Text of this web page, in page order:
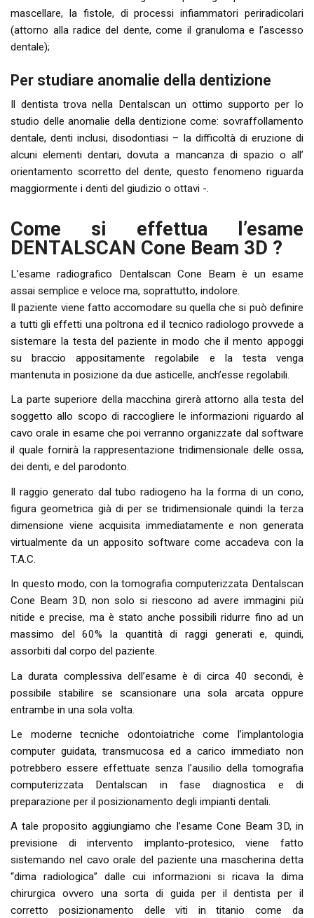
mascellare, la fistole, di processi infiammatori periradicolari
(attorno alla radice del dente, come il granuloma e l’ascesso
dentale);
Per studiare anomalie della dentizione
Il dentista trova nella Dentalscan un ottimo supporto per lo
studio delle anomalie della dentizione come: sovraffollamento
dentale, denti inclusi, disodontiasi – la difficoltà di eruzione di
alcuni elementi dentari, dovuta a mancanza di spazio o all’
orientamento scorretto del dente, questo fenomeno riguarda
maggiormente i denti del giudizio o ottavi -.
Come si effettua l’esame
DENTALSCAN Cone Beam 3D ?
L’esame radiografico Dentalscan Cone Beam è un esame
assai semplice e veloce ma, soprattutto, indolore.
Il paziente viene fatto accomodare su quella che si può definire
a tutti gli effetti una poltrona ed il tecnico radiologo provvede a
sistemare la testa del paziente in modo che il mento appoggi
su braccio appositamente regolabile e la testa venga
mantenuta in posizione da due asticelle, anch’esse regolabili.
La parte superiore della macchina girerà attorno alla testa del
soggetto allo scopo di raccogliere le informazioni riguardo al
cavo orale in esame che poi verranno organizzate dal software
il quale fornirà la rappresentazione tridimensionale delle ossa,
dei denti, e del parodonto.
Il raggio generato dal tubo radiogeno ha la forma di un cono,
figura geometrica già di per se tridimensionale quindi la terza
dimensione viene acquisita immediatamente e non generata
virtualmente da un apposito software come accadeva con la
T.A.C.
In questo modo, con la tomografia computerizzata Dentalscan
Cone Beam 3D, non solo si riescono ad avere immagini più
nitide e precise, ma è stato anche possibili ridurre fino ad un
massimo del 60% la quantità di raggi generati e, quindi,
assorbiti dal corpo del paziente.
La durata complessiva dell’esame è di circa 40 secondi, è
possibile stabilire se scansionare una sola arcata oppure
entrambe in una sola volta.
Le moderne tecniche odontoiatriche come l’implantologia
computer guidata, transmucosa ed a carico immediato non
potrebbero essere effettuate senza l’ausilio della tomografia
computerizzata Dentalscan in fase diagnostica e di
preparazione per il posizionamento degli impianti dentali.
A tale proposito aggiungiamo che l’esame Cone Beam 3D, in
previsione di intervento implanto-protesico, viene fatto
sistemando nel cavo orale del paziente una mascherina detta
“dima radiologica” dalle cui informazioni si ricava la dima
chirurgica ovvero una sorta di guida per il dentista per il
corretto posizionamento delle viti in titanio come da